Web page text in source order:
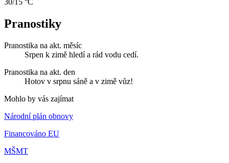
Pranostiky
Pranostika na akt. měsíc
Srpen k zimě hledí a rád vodu cedí.
Pranostika na akt. den
Hotov v srpnu sáně a v zimě vůz!
Mohlo by vás zajímat
Národní plán obnovy
Financováno EU
MŠMT